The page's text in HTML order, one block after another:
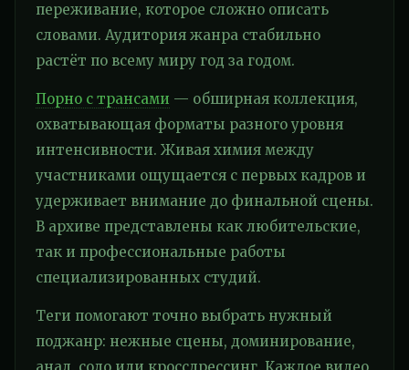
переживание, которое сложно описать
словами. Аудитория жанра стабильно
растёт по всему миру год за годом.
Порно с трансами — обширная коллекция,
охватывающая форматы разного уровня
интенсивности. Живая химия между
участниками ощущается с первых кадров и
удерживает внимание до финальной сцены.
В архиве представлены как любительские,
так и профессиональные работы
специализированных студий.
Теги помогают точно выбрать нужный
поджанр: нежные сцены, доминирование,